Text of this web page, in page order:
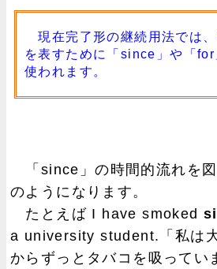
現在完了形の継続用法では
を表すために「since」や「for
使われます。
「since」の時間的流れを図
のようになります。
たとえば I have smoked
a university student.「私は
からずっとタバコを吸ってい